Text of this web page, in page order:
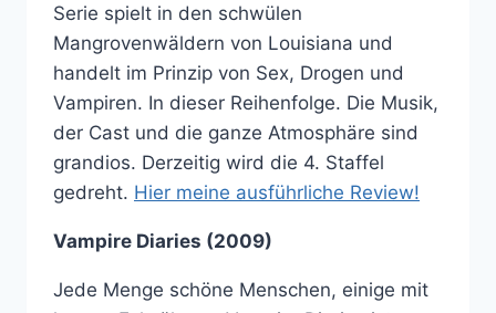
Serie spielt in den schwülen
Mangrovenwäldern von Louisiana und
handelt im Prinzip von Sex, Drogen und
Vampiren. In dieser Reihenfolge. Die Musik,
der Cast und die ganze Atmosphäre sind
grandios. Derzeitig wird die 4. Staffel
gedreht. Hier meine ausführliche Review!
Vampire Diaries (2009)
Jede Menge schöne Menschen, einige mit